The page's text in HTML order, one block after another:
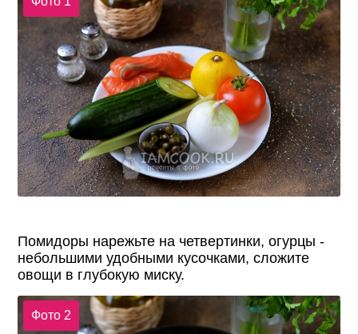
Помидоры нарежьте на четвертинки, огурцы -
небольшими удобными кусочками, сложите
овощи в глубокую миску.
Фото 2